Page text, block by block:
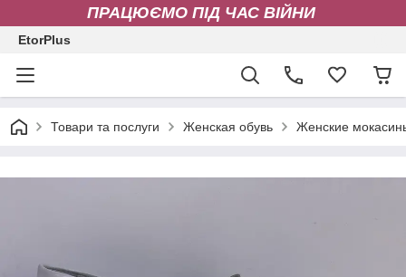
ПРАЦЮЄМО ПІД ЧАС ВІЙНИ
EtorPlus
Товари та послуги Женская обувь Женские